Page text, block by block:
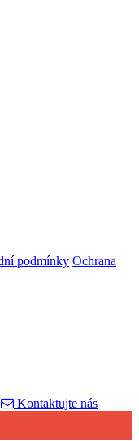
podmínky Ochrana
Kontaktujte nás